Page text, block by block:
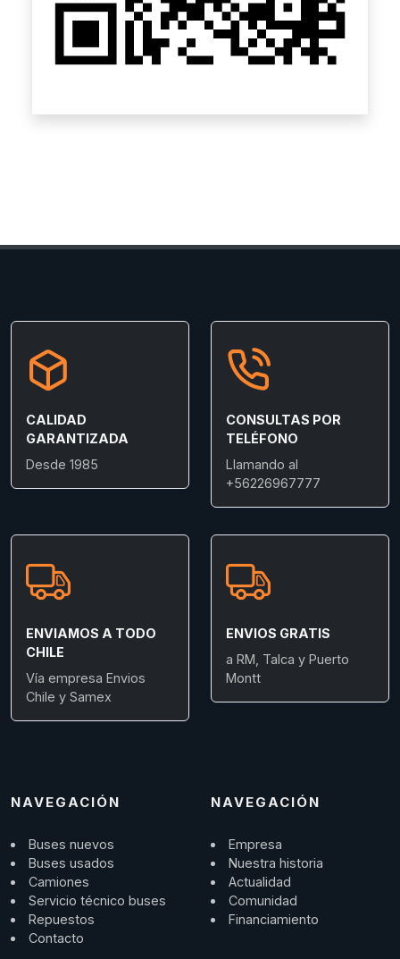
CALIDAD
GARANTIZADA
Desde 1985
CONSULTAS POR
TELÉFONO
Llamando al
+56226967777
ENVIAMOS A TODO
CHILE
Vía empresa Envios
Chile y Samex
ENVIOS GRATIS
a RM, Talca y Puerto
Montt
NAVEGACIÓN
Buses nuevos
Buses usados
Camiones
Servicio técnico buses
Repuestos
Contacto
NAVEGACIÓN
Empresa
Nuestra historia
Actualidad
Comunidad
Financiamiento